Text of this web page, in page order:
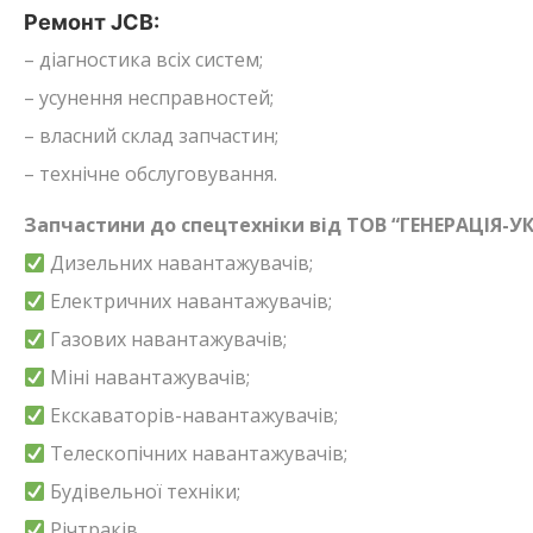
Ремонт JCB:
– діагностика всіх систем;
– усунення несправностей;
– власний склад запчастин;
– технічне обслуговування.
Запчастини до спецтехніки від ТОВ “ГЕНЕРАЦІЯ-
Дизельних навантажувачів;
Електричних навантажувачів;
Газових навантажувачів;
Міні навантажувачів;
Екскаваторів-навантажувачів;
Телескопічних навантажувачів;
Будівельної техніки;